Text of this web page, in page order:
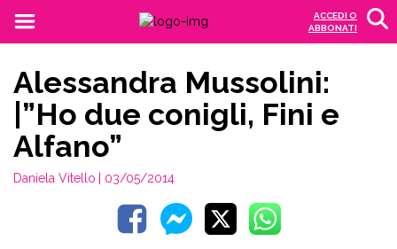
ACCEDI O
ABBONATI
Alessandra Mussolini:
|”Ho due conigli, Fini e
Alfano”
Daniela Vitello | 03/05/2014